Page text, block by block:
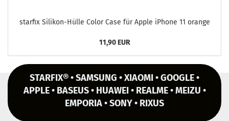
star­fix Silikon-​Hülle Color Case für Apple iPho­ne 11 oran­ge
11,90 EUR
STARFIX® • SAMSUNG • XIAOMI • GOOGLE •
APPLE • BASEUS • HUAWEI • REALME • MEIZU •
EMPORIA • SONY • RIXUS